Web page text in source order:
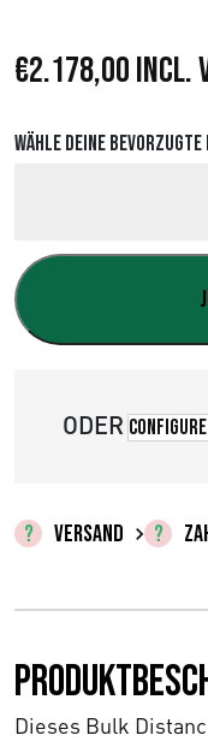
€2.178,00Incl.
Wähle deine bevorzugte
ODER
VERSAND
Dieses Bulk